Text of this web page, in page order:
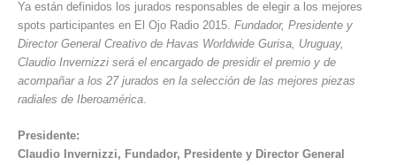
Ya están definidos los jurados responsables de elegir a los mejores
spots participantes en El Ojo Radio 2015. Fundador, Presidente y
Director General Creativo de Havas Worldwide Gurisa, Uruguay,
Claudio Invernizzi será el encargado de presidir el premio y de
acompañar a los 27 jurados en la selección de las mejores piezas
radiales de Iberoamérica
Presidente:
Claudio Invernizzi, Fundador, Presidente y Director General